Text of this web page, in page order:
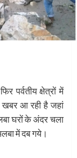
पर्वतीय क्षेत्रों में
आ रही है जहां
घरों के अंदर चला
में दब गये।